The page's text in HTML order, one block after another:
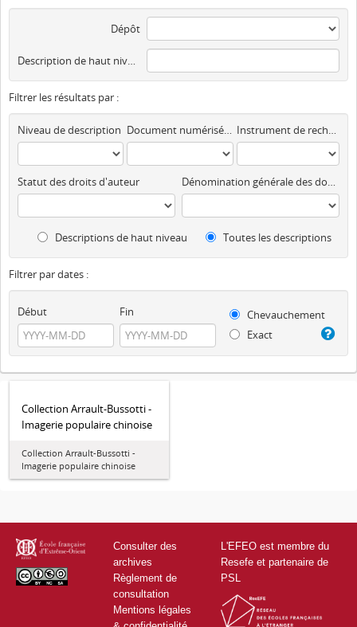
Dépôt
Description de haut niveau
Filtrer les résultats par :
Niveau de description Document numérisé disponible Instrument de recherche
Statut des droits d'auteur Dénomination générale des documents
Descriptions de haut niveau Toutes les descriptions
Filtrer par dates :
Début Fin
Chevauchement
Exact
Collection Arrault-Bussotti -
Imagerie populaire chinoise
Collection Arrault-Bussotti -
Imagerie populaire chinoise
Consulter des
archives
Règlement de
consultation
Mentions légales
L'EFEO est membre du
Resefe et partenaire de
PSL